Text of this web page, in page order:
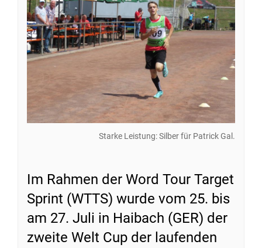
Starke Leistung: Silber für Patrick Gal.
Im Rahmen der Word Tour Target
Sprint (WTTS) wurde vom 25. bis
am 27. Juli in Haibach (GER) der
zweite Welt Cup der laufenden